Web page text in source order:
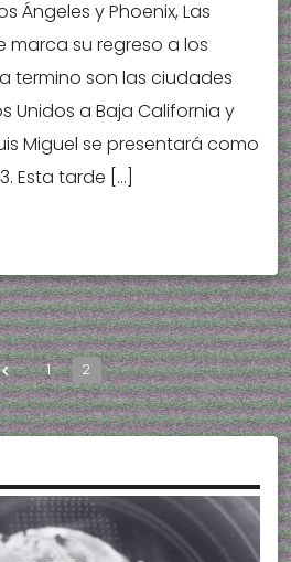
Ángeles y Phoenix, Las
marca su regreso a los
termino son las ciudades
Unidos a Baja California y
Miguel se presentará como
Esta tarde […]
1 2